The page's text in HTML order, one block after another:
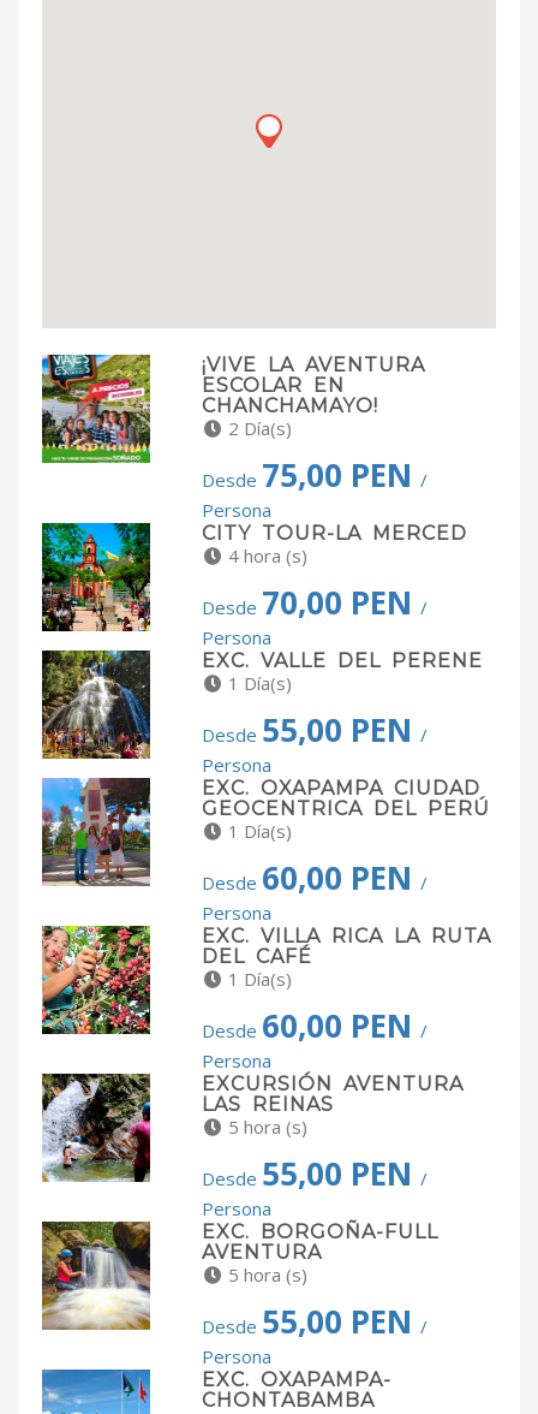
¡VIVE LA AVENTURA
ESCOLAR EN
CHANCHAMAYO!
2 Día(s)
Desde 75,00 PEN /
Persona
CITY TOUR-LA MERCED
4 hora (s)
Desde 70,00 PEN /
Persona
EXC. VALLE DEL PERENE
1 Día(s)
Desde 55,00 PEN /
Persona
EXC. OXAPAMPA CIUDAD
GEOCENTRICA DEL PERÚ
1 Día(s)
Desde 60,00 PEN /
Persona
EXC. VILLA RICA LA RUTA
DEL CAFÉ
1 Día(s)
Desde 60,00 PEN /
Persona
EXCURSIÓN AVENTURA
LAS REINAS
5 hora (s)
Desde 55,00 PEN /
Persona
EXC. BORGOÑA-FULL
AVENTURA
5 hora (s)
Desde 55,00 PEN /
Persona
EXC. OXAPAMPA-
CHONTABAMBA